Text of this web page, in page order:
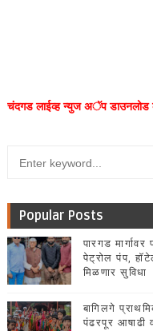
चंदगड लाईव्ह न्युज अॅप डाउनलोड
Popular Posts
पारगड
पेट्रोल पंप,
मिळणार सुविधा
बागिलगे
पंढरपूर आषाढी